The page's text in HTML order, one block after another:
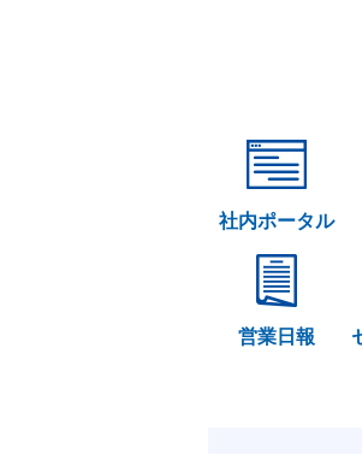
社内ポータル
営業日報